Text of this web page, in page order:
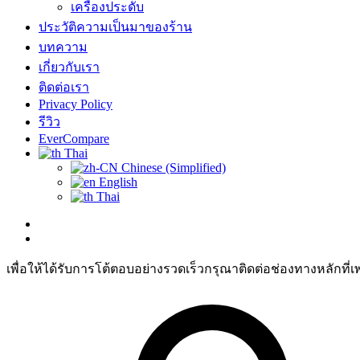
เครื่องประดับ
ประวัติความเป็นมาของร้าน
บทความ
เกี่ยวกับเรา
ติดต่อเรา
Privacy Policy
รีวิว
EverCompare
Thai
Chinese (Simplified)
English
Thai
เพื่อให้ได้รับการโต้ตอบอย่างรวดเร็วกรุณาติดต่อช่องทางหลักที่เ